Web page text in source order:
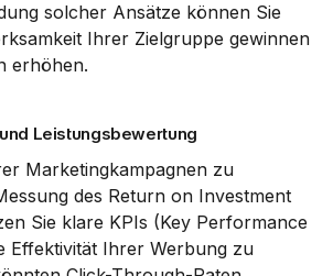
solcher Ansätze können Sie
Ihrer Zielgruppe gewinnen
erhöhen.
Leistungsbewertung
Marketingkampagnen zu
des Return on Investment
Sie klare KPIs (Key Performance
Effektivität Ihrer Werbung zu